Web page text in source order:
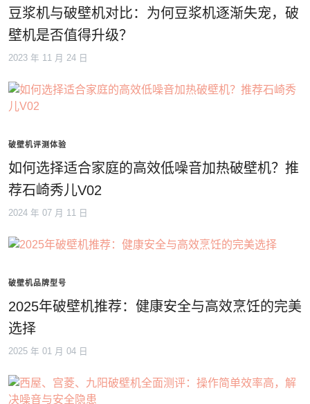
豆浆机与破壁机对比：为何豆浆机逐渐失宠，破
壁机是否值得升级？
2023 年 11 月 24 日
破壁机评测体验
如何选择适合家庭的高效低噪音加热破壁机？推
荐石崎秀儿V02
2024 年 07 月 11 日
破壁机品牌型号
2025年破壁机推荐：健康安全与高效烹饪的完美
选择
2025 年 01 月 04 日